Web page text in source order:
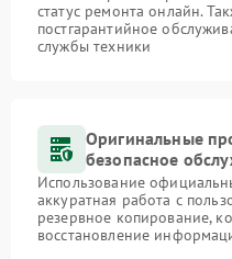
статус ремонта онлайн.
постгарантийное
службы техники
Оригинальные
безопасное
Использование
аккуратная работа с
резервное копирование,
восстановление